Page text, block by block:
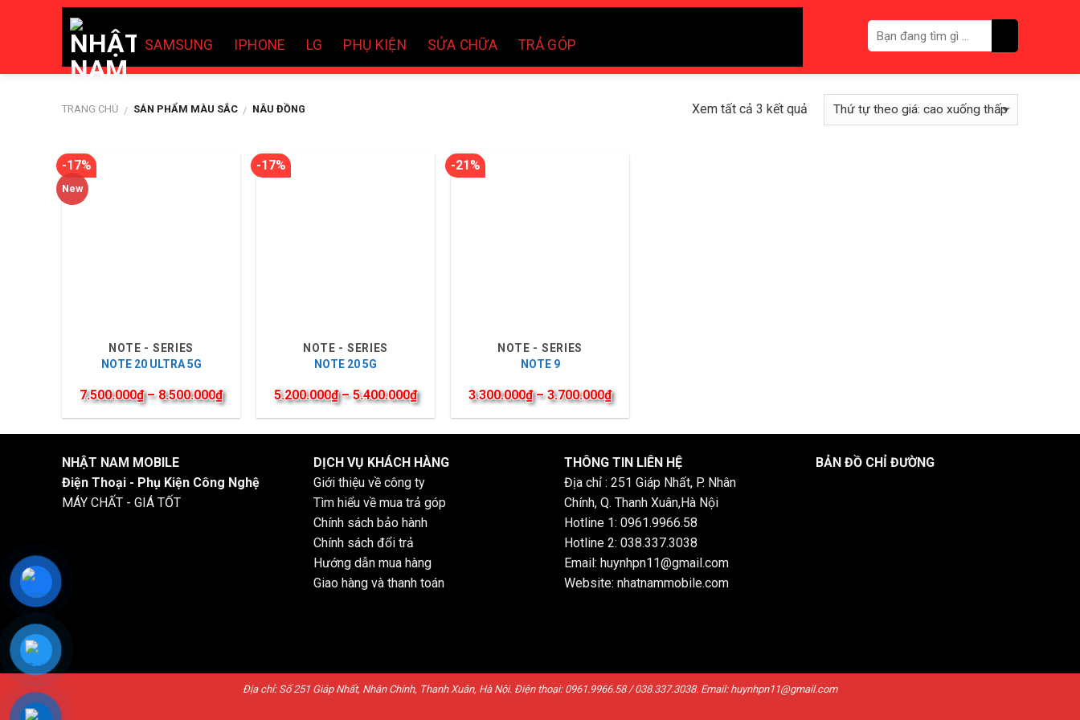
SAMSUNG IPHONE LG PHỤ KIỆN SỬA CHỮA TRẢ GÓP
TRANG CHỦ / SẢN PHẨM MÀU SẮC / NÂU ĐỒNG Xem tất cả 3 kết quả
-17%
New
NOTE - SERIES
NOTE 20 ULTRA 5G
7.500.000₫–8.500.000₫
-17%
NOTE - SERIES
NOTE 20 5G
5.200.000₫–5.400.000₫
-21%
NOTE - SERIES
NOTE 9
3.300.000₫–3.700.000₫
NHẬT NAM MOBILE
Điện Thoại - Phụ Kiện Công Nghệ
MÁY CHẤT - GIÁ TỐT
DỊCH VỤ KHÁCH HÀNG
Giới thiệu về công ty
Tìm hiểu về mua trả góp
Chính sách bảo hành
Chính sách đổi trả
Hướng dẫn mua hàng
Giao hàng và thanh toán
THÔNG TIN LIÊN HỆ
Địa chỉ : 251 Giáp Nhất, P. Nhân
Chính, Q. Thanh Xuân,Hà Nội
Hotline 1: 0961.9966.58
Hotline 2: 038.337.3038
Email: huynhpn11@gmail.com
Website: nhatnammobile.com
BẢN ĐỒ CHỈ ĐƯỜNG
Địa chỉ: Số 251 Giáp Nhất, Nhân Chính, Thanh Xuân, Hà Nội. Điện thoại: 0961.9966.58 / 038.337.3038. Email: huynhpn11@gmail.com